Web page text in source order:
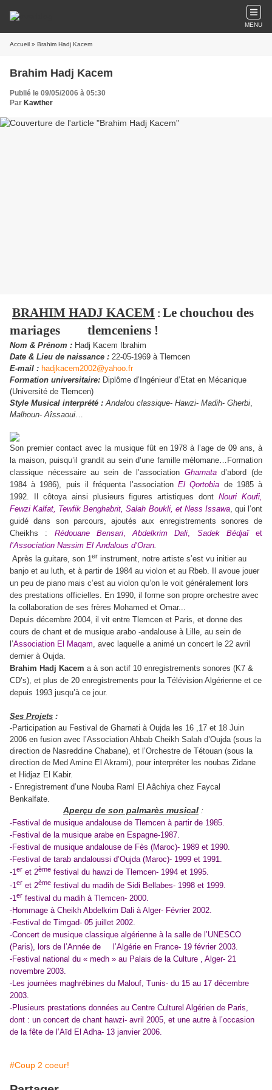
MENU
Accueil » Brahim Hadj Kacem
Brahim Hadj Kacem
Publié le 09/05/2006 à 05:30
Par Kawther
BRAHIM HADJ KACEM : Le chouchou des
mariages tlemceniens !
Nom & Prénom : Hadj Kacem Ibrahim
Date & Lieu de naissance : 22-05-1969 à Tlemcen
E-mail : hadjkacem2002@yahoo.fr
Formation universitaire: Diplôme d’Ingénieur d’Etat en Mécanique
(Université de Tlemcen)
Style Musical interprété : Andalou classique- Hawzi- Madih- Gherbi,
Malhoun-Aîssaoui…
Son premier contact avec la musique fût en 1978 à l’age de 09 ans, à
la maison, puisqu’il grandit au sein d’une famille mélomane…Formation
classique nécessaire au sein de l’association Gharnatad’abord (de
1984 à 1986), puis il fréquenta l’associationEl Qortobia de 1985 à
1992. Il côtoya ainsi plusieurs figures artistiques dontNouri Koufi,
Fewzi Kalfat, Tewfik Benghabrit, Salah Boukli, et Ness Issawa, qui l’ont
guidé dans son parcours, ajoutés aux enregistrements sonores de
Cheikhs : Rédouane Bensari,Abdelkrim Dali, Sadek Bédjaïet
l’Association Nassim El Andalous d’Oran.
Après la guitare, son 1er instrument, notre artiste s’est vu initier au
banjo et au luth, et à partir de 1984 au violon et au Rbeb. Il avoue jouer
un peu de piano mais c’est au violon qu’on le voit généralement lors
des prestations officielles. En 1990, il forme son propre orchestre avec
la collaboration de ses frères Mohamed et Omar...
Depuis décembre 2004, il vit entre Tlemcen et Paris, et donne des
cours de chant et de musique arabo -andalouse à Lille, au sein de
l’Association El Maqam , avec laquelle a animé un concert le 22 avril
dernier à Oujda.
Brahim Hadj Kacem a à son actif 10 enregistrements sonores (K7 &
CD’s), et plus de 20 enregistrements pour la Télévision Algérienne et ce
depuis 1993 jusqu’à ce jour.
Ses Projets :
-Participation au Festival de Gharnati à Oujda les 16 ,17 et 18 Juin
2006 en fusion avec l’Association Ahbab Cheikh Salah d’Oujda (sous la
direction de Nasreddine Chabane), et l’Orchestre de Tétouan (sous la
direction de Med Amine El Akrami), pour interpréter les noubas Zidane
et Hidjaz El Kabir.
- Enregistrement d’une Nouba Raml El Aâchiya chez Faycal
Benkalfate.
Aperçu de son palmarès musical :
-Festival de musique andalouse de Tlemcen à partir de 1985.
-Festival de la musique arabe en Espagne-1987.
-Festival de musique andalouse de Fès (Maroc)- 1989 et 1990.
-Festival de tarab andaloussi d’Oujda (Maroc)- 1999 et 1991.
-1er et 2ème festival du hawzi de Tlemcen- 1994 et 1995.
-1er et 2ème festival du madih de Sidi Bellabes- 1998 et 1999.
-1 er festival du madih à Tlemcen- 2000.
-Hommage à Cheikh Abdelkrim Dali à Alger- Février 2002.
-Festival de Timgad- 05 juillet 2002.
-Concert de musique classique algérienne à la salle de l’UNESCO
(Paris), lors de l’Année de
l’Algérie en France- 19 février 2003.
-Festival national du « medh » au Palais de la Culture , Alger- 21
novembre 2003.
-Les journées maghrébines du Malouf, Tunis- du 15 au 17 décembre
2003.
-Plusieurs prestations données au Centre Culturel Algérien de Paris,
dont : un concert de chant hawzi- avril 2005, et une autre à l’occasion
de la fête de l’Aïd El Adha- 13 janvier 2006.
#Coup 2 coeur!